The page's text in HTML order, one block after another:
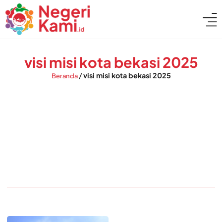
visi misi kota bekasi 2025
Beranda/visi misi kota bekasi 2025